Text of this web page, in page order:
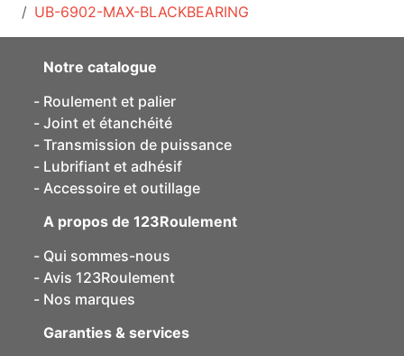
UB-6902-MAX-BLACKBEARING
Notre catalogue
Roulement et palier
Joint et étanchéité
Transmission de puissance
Lubrifiant et adhésif
Accessoire et outillage
A propos de 123Roulement
Qui sommes-nous
Avis 123Roulement
Nos marques
Garanties & services